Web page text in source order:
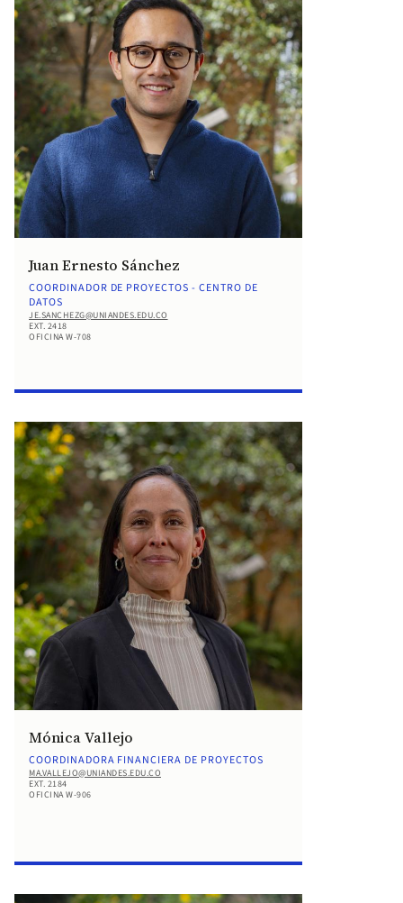
Juan Ernesto Sánchez
COORDINADOR DE PROYECTOS - CENTRO DE
DATOS
JE.SANCHEZG@UNIANDES.EDU.CO
EXT. 2418
OFICINA W-708
Mónica Vallejo
COORDINADORA FINANCIERA DE PROYECTOS
MA.VALLEJO@UNIANDES.EDU.CO
EXT. 2184
OFICINA W-906